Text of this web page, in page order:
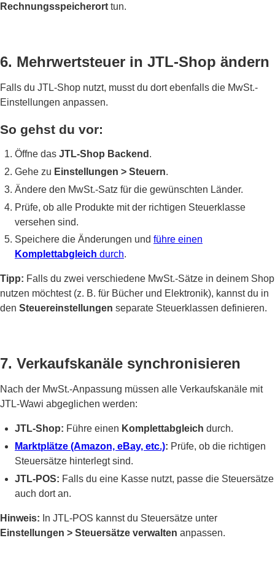
Rechnungsspeicherort tun.
6. Mehrwertsteuer in JTL-Shop ändern
Falls du JTL-Shop nutzt, musst du dort ebenfalls die MwSt.-
Einstellungen anpassen.
So gehst du vor:
Öffne das JTL-Shop Backend .
Gehe zu Einstellungen > Steuern.
Ändere den MwSt.-Satz für die gewünschten Länder.
Prüfe, ob alle Produkte mit der richtigen Steuerklasse
versehen sind.
Speichere die Änderungen und führe einen
Komplettabgleich durch.
Tipp: Falls du zwei verschiedene MwSt.-Sätze in deinem Shop
nutzen möchtest (z. B. für Bücher und Elektronik), kannst du in
den Steuereinstellungen separate Steuerklassen definieren.
7. Verkaufskanäle synchronisieren
Nach der MwSt.-Anpassung müssen alle Verkaufskanäle mit
JTL-Wawi abgeglichen werden:
JTL-Shop: Führe einen Komplettabgleich durch.
Marktplätze (Amazon, eBay, etc.): Prüfe, ob die richtigen
Steuersätze hinterlegt sind.
JTL-POS: Falls du eine Kasse nutzt, passe die Steuersätze
auch dort an.
Hinweis: In JTL-POS kannst du Steuersätze unter
Einstellungen > Steuersätze verwalten anpassen.